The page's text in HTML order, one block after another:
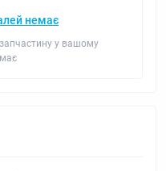
немає
у вашому